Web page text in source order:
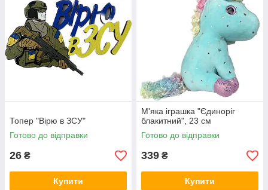
Топер "Вірю в ЗСУ"
Готово до відправки
26 ₴
Купити
М'яка іграшка "Єдиноріг
блакитний", 23 см
Готово до відправки
339 ₴
Купити